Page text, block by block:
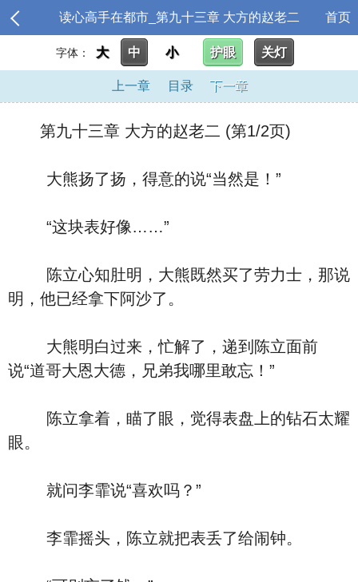
读心高手在都市_第九十三章 大方的赵老二 首页
字体： 大 中 小 护眼 关灯
上一章 目录 下一章
第九十三章 大方的赵老二 (第1/2页)
大熊扬了扬，得意的说“当然是！”
“这块表好像……”
陈立心知肚明，大熊既然买了劳力士，那说
明，他已经拿下阿沙了。
大熊明白过来，忙解了，递到陈立面前
说“道哥大恩大德，兄弟我哪里敢忘！”
陈立拿着，瞄了眼，觉得表盘上的钻石太耀
眼。
就问李霏说“喜欢吗？”
李霏摇头，陈立就把表丢了给闹钟。